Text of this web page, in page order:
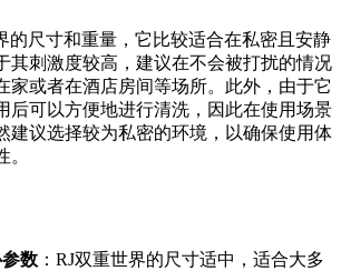
的尺寸和重量，它比较适合在私密且安静
其刺激度较高，建议在不会被打扰的情况
家或者在酒店房间等场所。此外，由于它
后可以方便地进行清洗，因此在使用场景
建议选择较为私密的环境，以确保使用体
数 ：RJ双重世界的尺寸适中，适合大多